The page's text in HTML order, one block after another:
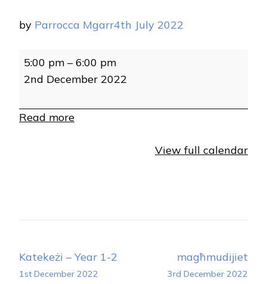
by Parrocca Mgarr4th July 2022
Katekeżi
7
5:00 pm – 6:00 pm
2nd December 2022
Read more
View full calendar
Post
Navigation
Katekeżi – Year 1-2
1st December 2022
magħmudijiet
3rd December 2022